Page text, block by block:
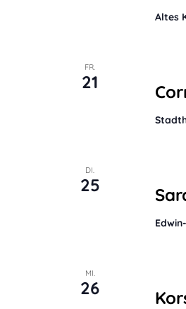
Altes
FR.
21
DI.
25
MI.
26